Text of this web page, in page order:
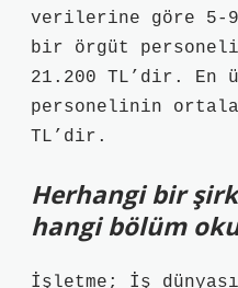
verilerine göre 5-9
bir örgüt
21.200 TL’dir. En
personelinin
TL’dir.
Herhangi bir
hangi bölüm
İşletme; İş